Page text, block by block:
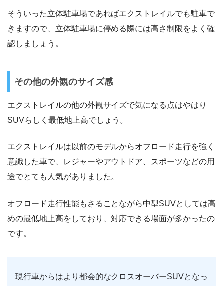
そういった立体駐車場であればエクストレイルでも駐車で
きますので、立体駐車場に停める際には高さ制限をよく確
認しましょう。
その他の外観のサイズ感
エクストレイルの他の外観サイズで気になる点はやはり
SUVらしく最低地上高でしょう。
エクストレイルは以前のモデルからオフロード走行を強く
意識した車で、レジャーやアウトドア、スポーツなどの用
途でとても人気がありました。
オフロード走行性能もさることながら中型SUVとしては高
めの最低地上高をしており、対応できる場面が多かったの
です。
現行車からはより都会的なクロスオーバーSUVとなっ